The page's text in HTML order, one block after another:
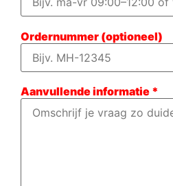
Ordernummer (optioneel)
Aanvullende informatie *